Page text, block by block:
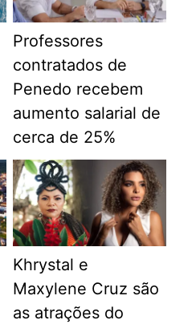
Professores
contratados de
Penedo recebem
aumento salarial de
cerca de 25%
Khrystal e
Maxylene Cruz são
as atrações do